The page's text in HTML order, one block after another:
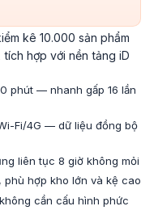
kê 10.000 sản phẩm
hợp với nền tảng iD
phút — nhanh gấp 16 lần
Fi/4G — dữ liệu đồng bộ
liên tục 8 giờ không mỏi
hợp kho lớn và kệ cao
cần cấu hình phức